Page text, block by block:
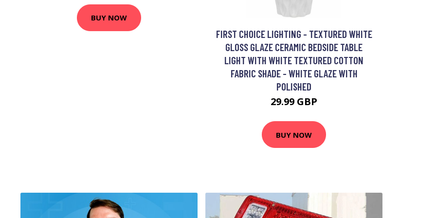
BUY NOW
FIRST CHOICE LIGHTING - TEXTURED WHITE
GLOSS GLAZE CERAMIC BEDSIDE TABLE
LIGHT WITH WHITE TEXTURED COTTON
FABRIC SHADE - WHITE GLAZE WITH
POLISHED
29.99 GBP
BUY NOW